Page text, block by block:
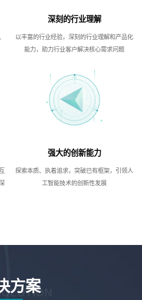
深刻的行业理解
以丰富的行业经验，深刻的行业理解和产品化
能力，助力行业客户解决核心需求问题
强大的创新能力
探索本质、执着追求，突破已有框架，引领人
工智能技术的创新性发展
方案